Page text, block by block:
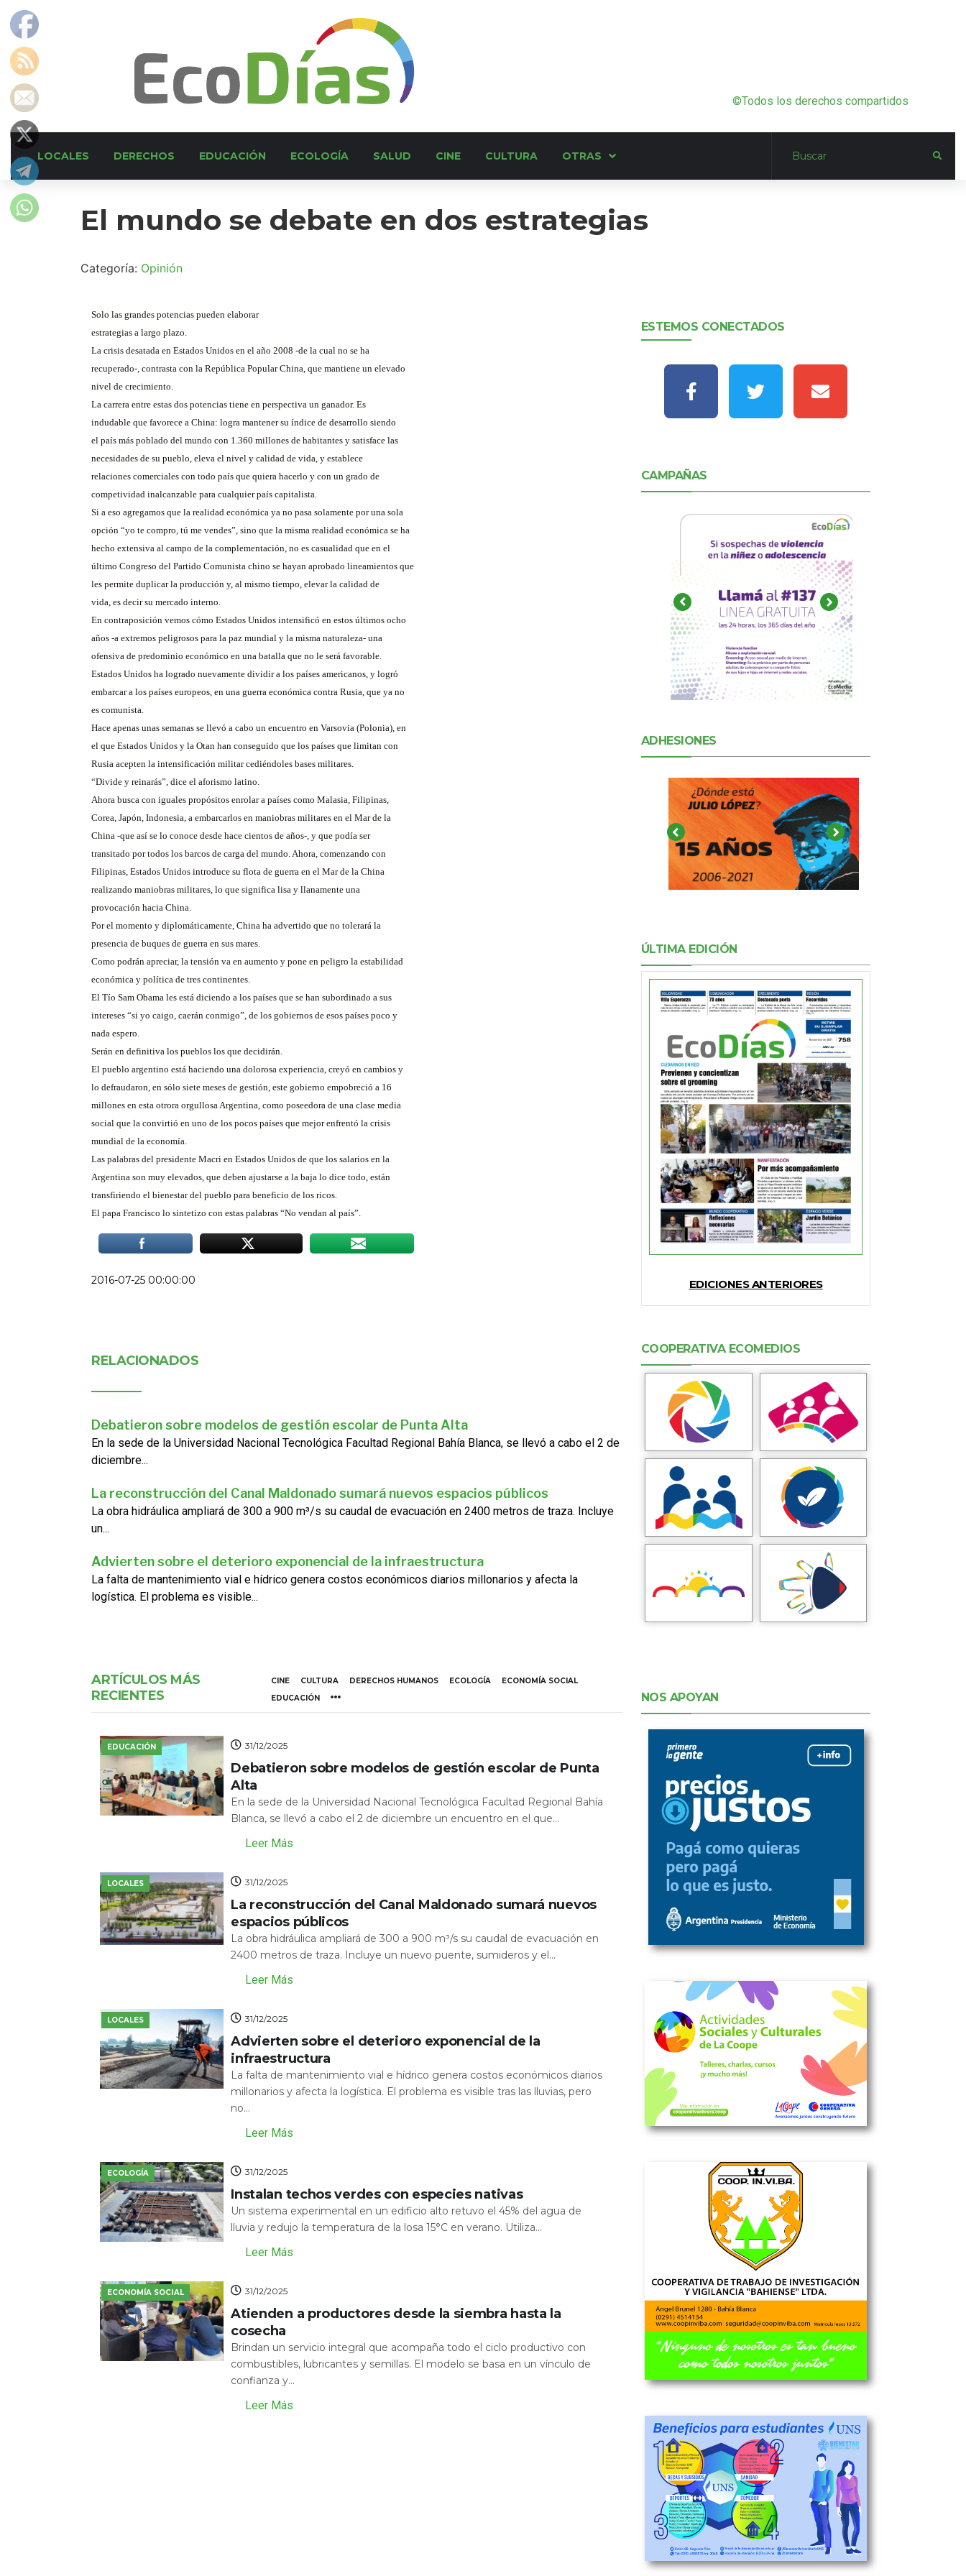
©Todos los derechos compartidos
LOCALES DERECHOS EDUCACIÓN ECOLOGÍA SALUD CINE CULTURA OTRAS
El mundo se debate en dos estrategias
Categoría: Opinión
Solo las grandes potencias pueden elaborar
estrategias a largo plazo.
La crisis desatada en Estados Unidos en el año 2008 -de la cual no se ha
recuperado-, contrasta con la República Popular China, que mantiene un elevado
nivel de crecimiento.
La carrera entre estas dos potencias tiene en perspectiva un ganador. Es
indudable que favorece a China: logra mantener su índice de desarrollo siendo
el país más poblado del mundo con 1.360 millones de habitantes y satisface las
necesidades de su pueblo, eleva el nivel y calidad de vida, y establece
relaciones comerciales con todo país que quiera hacerlo y con un grado de
competividad inalcanzable para cualquier país capitalista.
Si a eso agregamos que la realidad económica ya no pasa solamente por una sola
opción “yo te compro, tú me vendes”, sino que la misma realidad económica se ha
hecho extensiva al campo de la complementación, no es casualidad que en el
último Congreso del Partido Comunista chino se hayan aprobado lineamientos que
les permite duplicar la producción y, al mismo tiempo, elevar la calidad de
vida, es decir su mercado interno.
En contraposición vemos cómo Estados Unidos intensificó en estos últimos ocho
años -a extremos peligrosos para la paz mundial y la misma naturaleza- una
ofensiva de predominio económico en una batalla que no le será favorable.
Estados Unidos ha logrado nuevamente dividir a los países americanos, y logró
embarcar a los países europeos, en una guerra económica contra Rusia, que ya no
es comunista.
Hace apenas unas semanas se llevó a cabo un encuentro en Varsovia (Polonia), en
el que Estados Unidos y la Otan han conseguido que los países que limitan con
Rusia acepten la intensificación militar cediéndoles bases militares.
“Divide y reinarás”, dice el aforismo latino.
Ahora busca con iguales propósitos enrolar a países como Malasia, Filipinas,
Corea, Japón, Indonesia, a embarcarlos en maniobras militares en el Mar de la
China -que así se lo conoce desde hace cientos de años-, y que podía ser
transitado por todos los barcos de carga del mundo. Ahora, comenzando con
Filipinas, Estados Unidos introduce su flota de guerra en el Mar de la China
realizando maniobras militares, lo que significa lisa y llanamente una
provocación hacia China.
Por el momento y diplomáticamente, China ha advertido que no tolerará la
presencia de buques de guerra en sus mares.
Como podrán apreciar, la tensión va en aumento y pone en peligro la estabilidad
económica y política de tres continentes.
El Tío Sam Obama les está diciendo a los países que se han subordinado a sus
intereses “si yo caigo, caerán conmigo”, de los gobiernos de esos países poco y
nada espero.
Serán en definitiva los pueblos los que decidirán.
El pueblo argentino está haciendo una dolorosa experiencia, creyó en cambios y
lo defraudaron, en sólo siete meses de gestión, este gobierno empobreció a 16
millones en esta otrora orgullosa Argentina, como poseedora de una clase media
social que la convirtió en uno de los pocos países que mejor enfrentó la crisis
mundial de la economía.
Las palabras del presidente Macri en Estados Unidos de que los salarios en la
Argentina son muy elevados, que deben ajustarse a la baja lo dice todo, están
transfiriendo el bienestar del pueblo para beneficio de los ricos.
El papa Francisco lo sintetizo con estas palabras “No vendan al país”.
2016-07-25 00:00:00
RELACIONADOS
Debatieron sobre modelos de gestión escolar de Punta Alta
En la sede de la Universidad Nacional Tecnológica Facultad Regional Bahía Blanca, se llevó a cabo el 2 de
diciembre...
La reconstrucción del Canal Maldonado sumará nuevos espacios públicos
La obra hidráulica ampliará de 300 a 900 m³/s su caudal de evacuación en 2400 metros de traza. Incluye
un...
Advierten sobre el deterioro exponencial de la infraestructura
La falta de mantenimiento vial e hídrico genera costos económicos diarios millonarios y afecta la
logística. El problema es visible...
ARTÍCULOS MÁS
RECIENTES
CINE CULTURA DERECHOS HUMANOS ECOLOGÍA
ECONOMÍA SOCIAL
EDUCACIÓN
EDUCACIÓN 31/12/2025
Debatieron sobre modelos de gestión escolar de Punta
Alta
En la sede de la Universidad Nacional Tecnológica Facultad Regional Bahía
Blanca, se llevó a cabo el 2 de diciembre un encuentro en el que...
Leer Más
LOCALES 31/12/2025
La reconstrucción del Canal Maldonado sumará nuevos
espacios públicos
La obra hidráulica ampliará de 300 a 900 m³/s su caudal de evacuación en
2400 metros de traza. Incluye un nuevo puente, sumideros y el...
Leer Más
LOCALES 31/12/2025
Advierten sobre el deterioro exponencial de la
infraestructura
La falta de mantenimiento vial e hídrico genera costos económicos diarios
millonarios y afecta la logística. El problema es visible tras las lluvias, pero
no...
Leer Más
ECOLOGÍA 31/12/2025
Instalan techos verdes con especies nativas
Un sistema experimental en un edificio alto retuvo el 45% del agua de
lluvia y redujo la temperatura de la losa 15°C en verano. Utiliza...
Leer Más
ECONOMÍA SOCIAL 31/12/2025
Atienden a productores desde la siembra hasta la
cosecha
Brindan un servicio integral que acompaña todo el ciclo productivo con
combustibles, lubricantes y semillas. El modelo se basa en un vínculo de
confianza y...
Leer Más
ESTEMOS CONECTADOS
CAMPAÑAS
ADHESIONES
ÚLTIMA EDICIÓN
EDICIONES ANTERIORES
COOPERATIVA ECOMEDIOS
NOS APOYAN